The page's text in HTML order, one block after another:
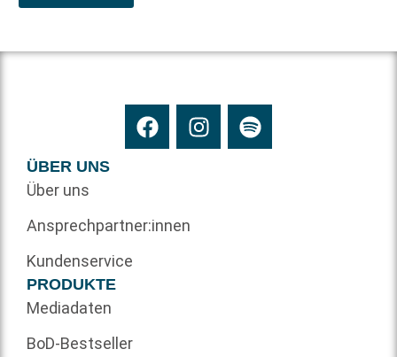
ÜBER UNS
Über uns
Ansprechpartner:innen
Kundenservice
PRODUKTE
Mediadaten
BoD-Bestseller